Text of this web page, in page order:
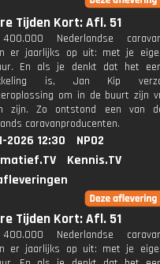
Tijden Kort: Afl. 51
Nederlandse
er jaarlijks op uit: met je
En als je denkt dat het
is, Jan Kip
om in de buurt zijn
zijn. Zo ontstond een van
caravanproducenten.
2026 12:30
NPO2
Kennis.TV
Tijden Kort: Afl. 51
Nederlandse
er jaarlijks op uit: met je